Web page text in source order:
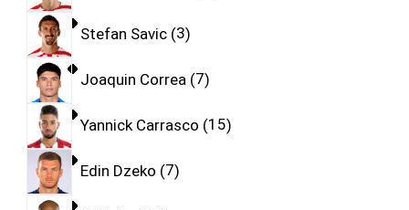
Stefan Savic 3
Joaquin Correa 7
Yannick Carrasco 15
Edin Dzeko 7